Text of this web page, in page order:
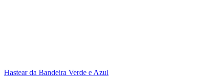
Hastear da Bandeira Verde e Azul